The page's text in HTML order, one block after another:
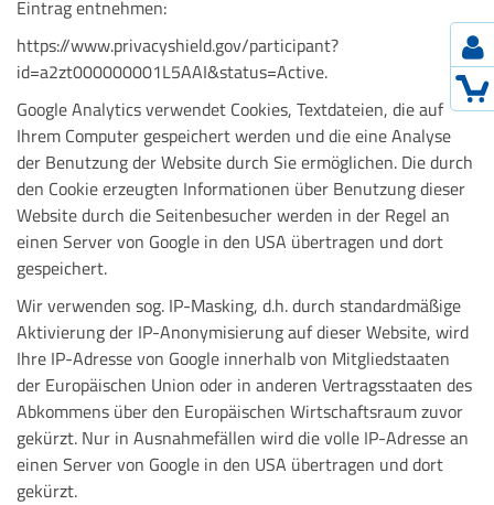
Eintrag entnehmen:
https://www.privacyshield.gov/participant?
id=a2zt000000001L5AAI&status=Active.
Google Analytics verwendet Cookies, Textdateien, die auf
Ihrem Computer gespeichert werden und die eine Analyse
der Benutzung der Website durch Sie ermöglichen. Die durch
den Cookie erzeugten Informationen über Benutzung dieser
Website durch die Seitenbesucher werden in der Regel an
einen Server von Google in den USA übertragen und dort
gespeichert.
Wir verwenden sog. IP-Masking, d.h. durch standardmäßige
Aktivierung der IP-Anonymisierung auf dieser Website, wird
Ihre IP-Adresse von Google innerhalb von Mitgliedstaaten
der Europäischen Union oder in anderen Vertragsstaaten des
Abkommens über den Europäischen Wirtschaftsraum zuvor
gekürzt. Nur in Ausnahmefällen wird die volle IP-Adresse an
einen Server von Google in den USA übertragen und dort
gekürzt.